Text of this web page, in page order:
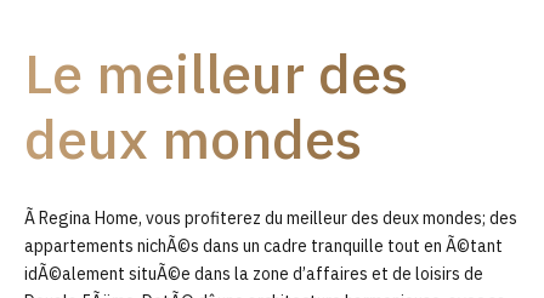
0
Le meilleur des
deux mondes
Ã Regina Home, vous profiterez du meilleur des deux mondes; des
appartements nichÃ©s dans un cadre tranquille tout en Ã©tant
idÃ©alement situÃ©e dans la zone d’affaires et de loisirs de